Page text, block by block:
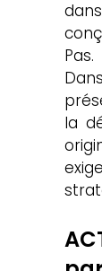
Pas.
la